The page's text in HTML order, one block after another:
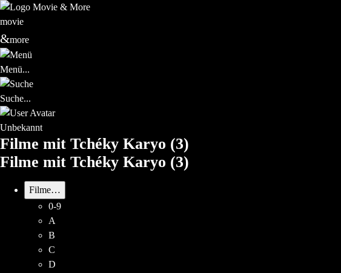
movie
&more
Menü...
Suche...
Unbekannt
Filme mit Tchéky Karyo (3)
Filme mit Tchéky Karyo (3)
Filme…
0-9
A
B
C
D